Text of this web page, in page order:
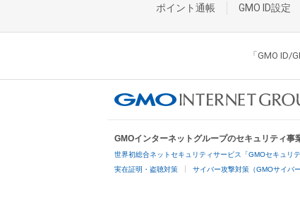
ポイント通帳 GMO ID設定
「GMO ID/
GMOインターネットグループのセキュリティ事
世界初総合ネットセキュリティサービス「GMOセキュリテ
実在証明・盗聴対策 サイバー攻撃対策（GMOサイバ